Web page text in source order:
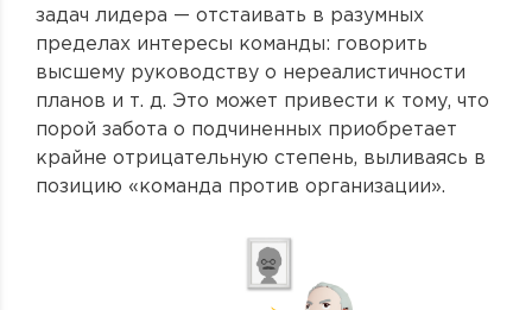
задач лидера — отстаивать в разумных
пределах интересы команды: говорить
высшему руководству о нереалистичности
планов и т. д. Это может привести к тому, что
порой забота о подчиненных приобретает
крайне отрицательную степень, выливаясь в
позицию «команда против организации».